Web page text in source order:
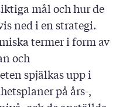
mål och hur de
ned i en strategi.
termer i form av
och
spjälkas upp i
på års-,